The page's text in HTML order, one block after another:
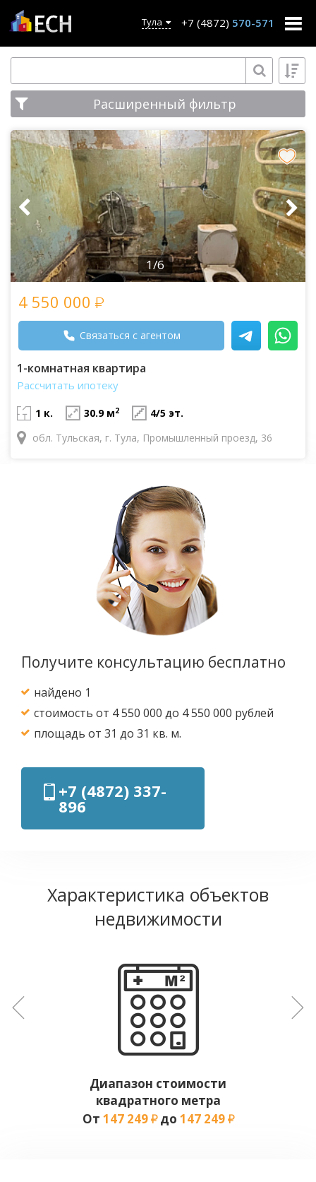
Тула +7 (4872) 570-571
Расширенный фильтр
1/6
4 550 000
Связаться с агентом
1-комнатная квартира
Рассчитать ипотеку
1 к. 30.9 м2
4/5 эт.
обл. Тульская, г. Тула, Промышленный проезд, 36
Получите консультацию бесплатно
найдено 1
стоимость от 4 550 000 до 4 550 000 рублей
площадь от 31 до 31 кв. м.
+7 (4872) 337-
896
Характеристика объектов
недвижимости
Диапазон стоимости
квадратного метра
От 147 249 до 147 249